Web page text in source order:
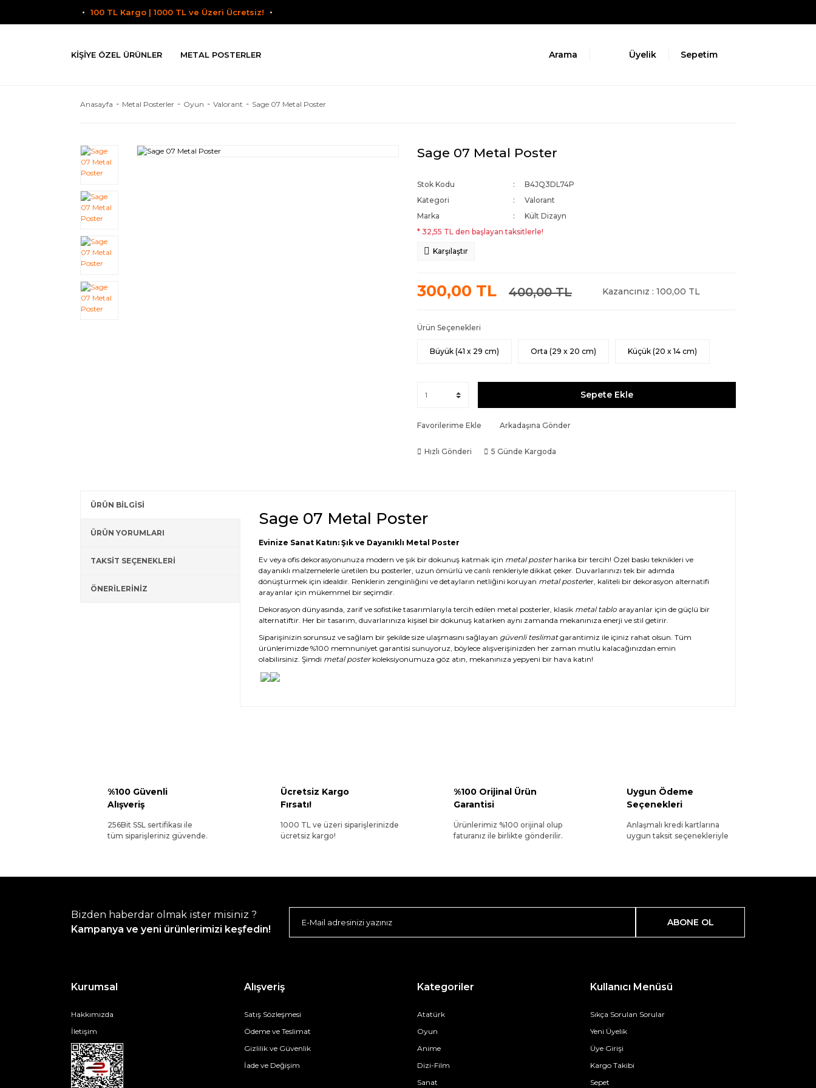
100 TL Kargo | 1000 TL ve Üzeri Ücretsiz!
KIŞIYE ÖZEL ÜRÜNLER METAL POSTERLER Arama Üyelik Sepetim
Anasayfa Metal Posterler Oyun Valorant Sage 07 Metal Poster
Sage 07 Metal Poster
Stok Kodu
B4JQ3DL74P
Kategori
Valorant
Marka
Kült Dizayn
* 32,55 TL den başlayan taksitlerle!
Karşılaştır
300,00 TL 400,00 TL Kazancınız : 100,00 TL
Ürün Seçenekleri
Büyük (41 x 29 cm) Orta (29 x 20 cm) Küçük (20 x 14 cm)
Sepete Ekle
Favorilerime Ekle Arkadaşına Gönder
Hızlı Gönderi 5 Günde Kargoda
ÜRÜN BİLGİSİ
ÜRÜN YORUMLARI
TAKSİT SEÇENEKLERİ
ÖNERİLERİNİZ
Sage 07 Metal Poster
Evinize Sanat Katın: Şık ve Dayanıklı Metal Poster
Ev veya ofis dekorasyonunuza modern ve şık bir dokunuş katmak için metal posterharika bir tercih! Özel baskı teknikleri ve
dayanıklı malzemelerle üretilen bu posterler, uzun ömürlü ve canlı renkleriyle dikkat çeker. Duvarlarınızı tek bir adımda
dönüştürmek için idealdir. Renklerin zenginliğini ve detayların netliğini koruyan metal posterler, kaliteli bir dekorasyon alternatifi
arayanlar için mükemmel bir seçimdir.
Dekorasyon dünyasında, zarif ve sofistike tasarımlarıyla tercih edilen metal posterler, klasik metal tabloarayanlar için de güçlü bir
alternatiftir. Her bir tasarım, duvarlarınıza kişisel bir dokunuş katarken aynı zamanda mekanınıza enerji ve stil getirir.
Siparişinizin sorunsuz ve sağlam bir şekilde size ulaşmasını sağlayan güvenli teslimatgarantimiz ile içiniz rahat olsun. Tüm
ürünlerimizde %100 memnuniyet garantisi sunuyoruz, böylece alışverişinizden her zaman mutlu kalacağınızdan emin
olabilirsiniz. Şimdi metal posterkoleksiyonumuza göz atın, mekanınıza yepyeni bir hava katın!
%100 Güvenli
Alışveriş
256Bit SSL sertifikası ile
tüm siparişleriniz güvende.
Ücretsiz Kargo
Fırsatı!
1000 TL ve üzeri siparişlerinizde
ücretsiz kargo!
%100 Orijinal Ürün
Garantisi
Ürünlerimiz %100 orijinal olup
faturanız ile birlikte gönderilir.
Uygun Ödeme
Seçenekleri
Anlaşmalı kredi kartlarına
uygun taksit seçenekleriyle
Bizden haberdar olmak ister misiniz ?
Kampanya ve yeni ürünlerimizi keşfedin!
ABONE OL
Kurumsal
Hakkımızda
İletişim
Alışveriş
Satış Sözleşmesi
Ödeme ve Teslimat
Gizlilik ve Güvenlik
İade ve Değişim
Kategoriler
Atatürk
Oyun
Anime
Dizi-Film
Sanat
Kullanıcı Menüsü
Sıkça Sorulan Sorular
Yeni Üyelik
Üye Girişi
Kargo Takibi
Sepet